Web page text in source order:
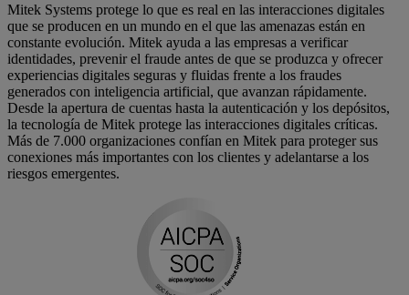
Mitek Systems protege lo que es real en las interacciones digitales
que se producen en un mundo en el que las amenazas están en
constante evolución. Mitek ayuda a las empresas a verificar
identidades, prevenir el fraude antes de que se produzca y ofrecer
experiencias digitales seguras y fluidas frente a los fraudes
generados con inteligencia artificial, que avanzan rápidamente.
Desde la apertura de cuentas hasta la autenticación y los depósitos,
la tecnología de Mitek protege las interacciones digitales críticas.
Más de 7.000 organizaciones confían en Mitek para proteger sus
conexiones más importantes con los clientes y adelantarse a los
riesgos emergentes.